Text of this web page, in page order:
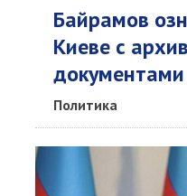
Байрамов
Киеве с
документами
Политика